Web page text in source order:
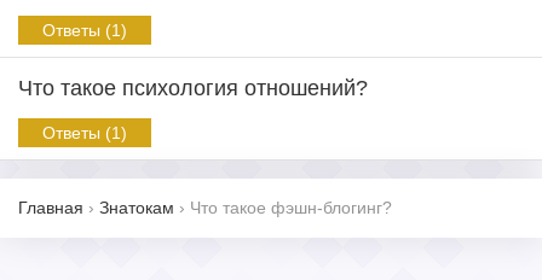
Ответы (1)
Что такое психология отношений?
Ответы (1)
Главная › Знатокам › Что такое фэшн-блогинг?